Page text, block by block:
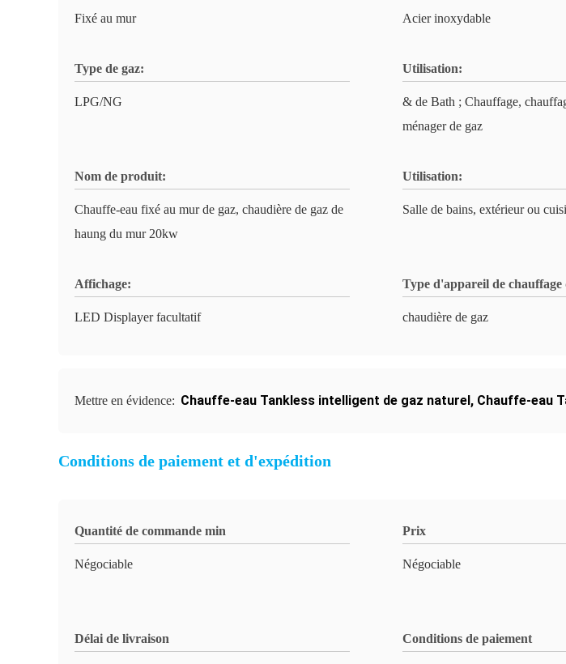
Fixé au mur Acier inoxydable
Type de gaz:
LPG/NG
Utilisation:
& de Bath ; Chauffage,
ménager de gaz
Nom de produit:
Chauffe-eau fixé au mur de gaz, chaudière de gaz de
haung du mur 20kw
Utilisation:
Salle de bains, extérieur ou
Affichage:
LED Displayer facultatif
Type d'appareil de chauffage
chaudière de gaz
Mettre en évidence: Chauffe-eau Tankless intelligent de gaz naturel, Chauffe-eau
Conditions de paiement et d'expédition
Quantité de commande min
Négociable
Prix
Négociable
Délai de livraison Conditions de paiement